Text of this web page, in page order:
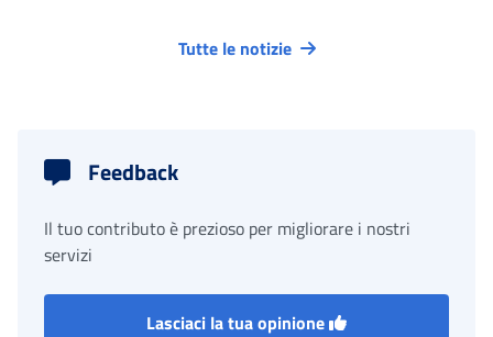
Tutte le notizie
Feedback
Il tuo contributo è prezioso per migliorare i nostri
servizi
Lasciaci la tua opinione